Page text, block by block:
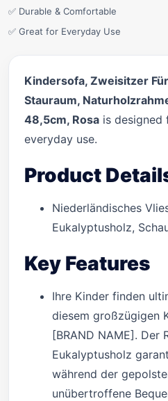
✅ Durable & Comfortable
✅ Great for Everyday Use
Kindersofa, Zweisitzer
Stauraum,
48,5cm, Rosa is
everyday use.
Product
Niederländisches
Eukalyptusholz,
Key Features
Ihre Kinder finden
diesem großzügigen
[BRAND NAME]. Der
Eukalyptusholz
während der
unübertroffene